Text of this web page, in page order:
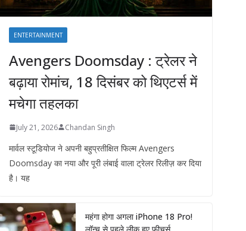
ENTERTAINMENT
Avengers Doomsday : ट्रेलर ने
बढ़ाया रोमांच, 18 दिसंबर को थिएटर्स में
मचेगा तहलका
July 21, 2026 Chandan Singh
मार्वल स्टूडियोज ने अपनी बहुप्रतीक्षित फिल्म Avengers
Doomsday का नया और पूरी लंबाई वाला ट्रेलर रिलीज़ कर दिया
है। यह
महंगा होगा अगला iPhone 18 Pro!